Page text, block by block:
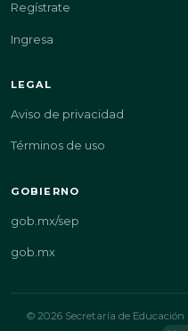
Regístrate
Ingresa
LEGAL
Aviso de privacidad
Términos de uso
GOBIERNO
gob.mx/sep
gob.mx
© 2026 Secretaría de Educación